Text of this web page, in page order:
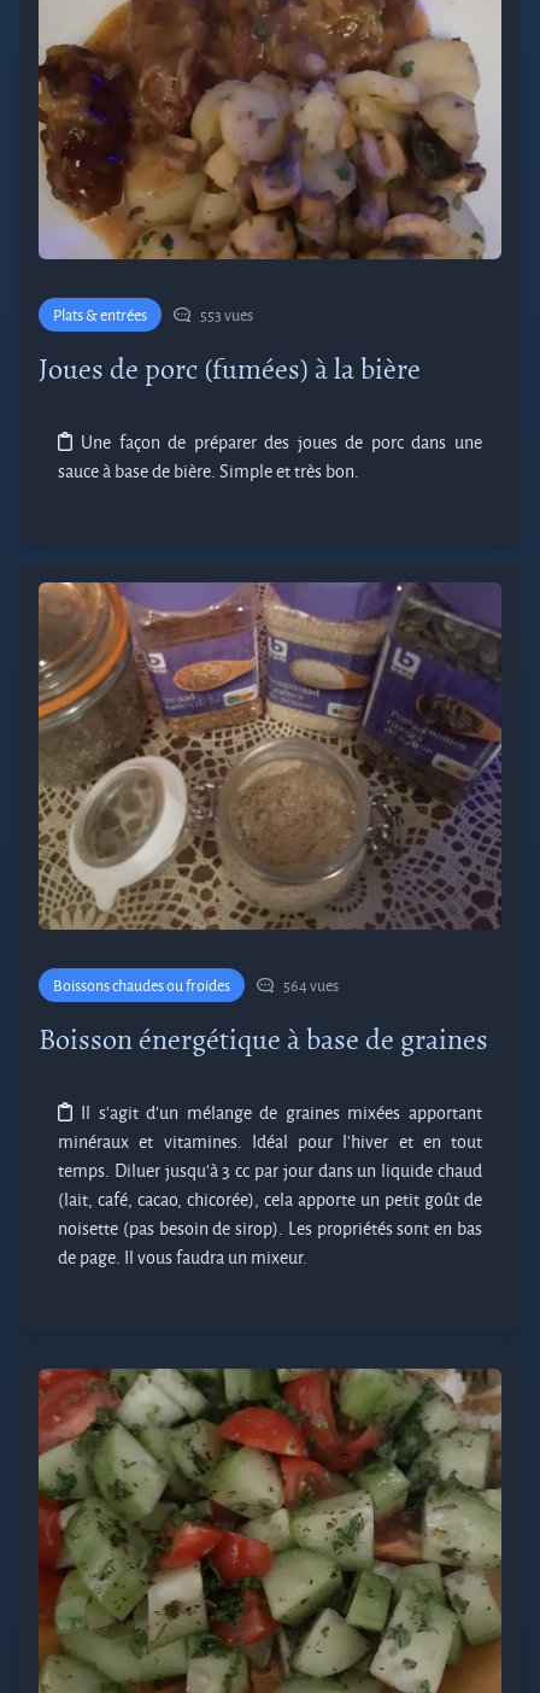
Plats & entrées 553 vues
Joues de porc (fumées) à la bière
Une façon de préparer des joues de porc dans une
sauce à base de bière. Simple et très bon.
Boissons chaudes ou froides 564 vues
Boisson énergétique à base de graines
Il s'agit d'un mélange de graines mixées apportant
minéraux et vitamines. Idéal pour l'hiver et en tout
temps. Diluer jusqu'à 3 cc par jour dans un liquide chaud
(lait, café, cacao, chicorée), cela apporte un petit goût de
noisette (pas besoin de sirop). Les propriétés sont en bas
de page. Il vous faudra un mixeur.